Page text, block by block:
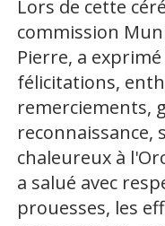
Lors de cette
commission
Pierre, a
félicitations,
remerciements,
reconnaissance,
chaleureux à
a salué avec
prouesses, les